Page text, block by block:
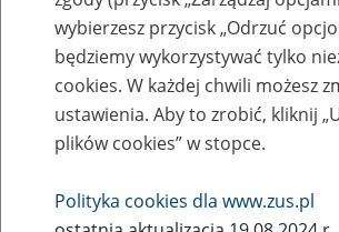
Zaproś ZUS do siebie -
eZUS w siedzibie Twojej
Rodzaj wydarzenia
wybierzesz przycisk „Odrzuć
będziemy wykorzystywać tylko
cookies. W każdej chwili możesz
ustawienia. Aby to zrobić, kliknij
plików cookies” w stopce.
Polityka cookies dla www.zus.pl